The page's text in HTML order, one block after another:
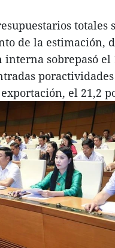
totales
de la estimación,
interna sobrepasó el
el 21,2